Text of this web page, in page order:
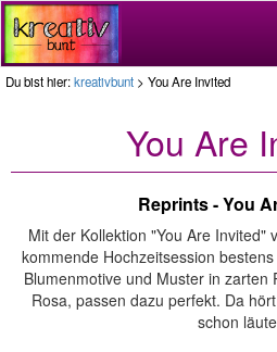
Du bist hier:kreativbunt > You Are Invited
You Are
Reprints - You
Mit der Kollektion "You Are Invited"
kommende Hochzeitsession
Blumenmotive und Muster in zarten
Rosa, passen dazu perfekt. Da
schon